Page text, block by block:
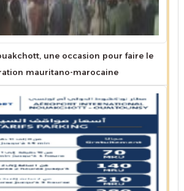
une occasion pour faire le
mauritano-marocaine